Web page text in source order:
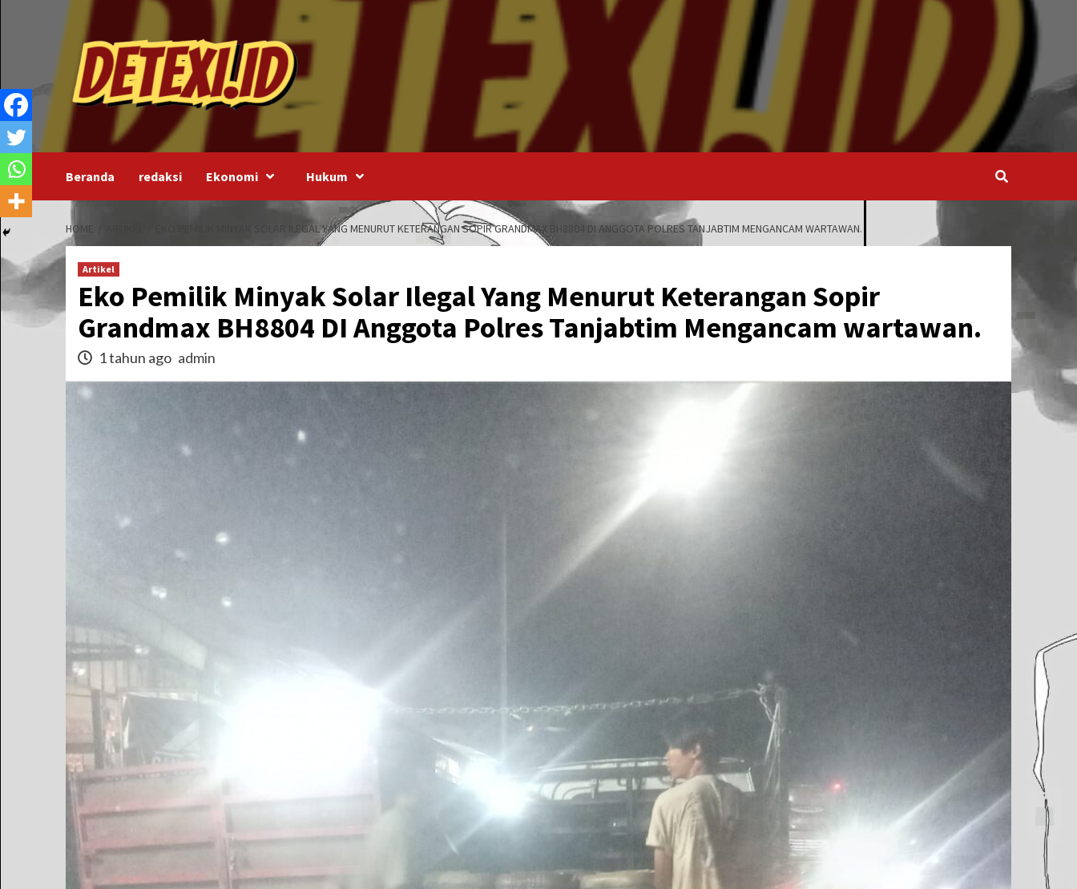
Beranda redaksi Ekonomi Hukum
HOME EKO PEMILIK MINYAK SOLAR ILEGAL YANG MENURUT KETERANGAN SOPIR GRANDMAX BH8804 DI ANGGOTA POLRES TANJABTIM MENGANCAM WARTAWAN.
Artikel
Eko Pemilik Minyak Solar Ilegal Yang Menurut Keterangan Sopir
Grandmax BH8804 DI Anggota Polres Tanjabtim Mengancam wartawan.
1 tahun ago admin